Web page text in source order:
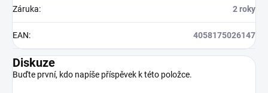
Záruka: 2 roky
EAN: 4058175026147
Diskuze
Buďte první, kdo napíše příspěvek k této položce.